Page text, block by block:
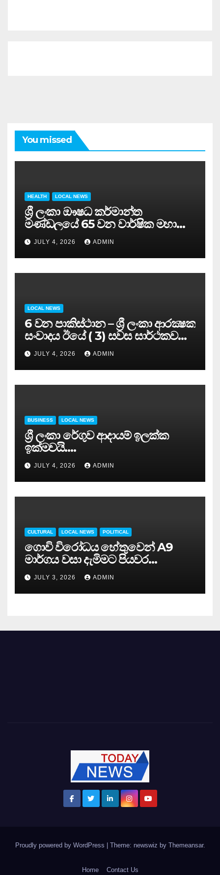
You missed
HEALTH LOCAL NEWS
ශ්‍රී ලංකා ඖෂධ කර්මාන්ත
මණ්ඩලයේ 65 වන වාර්ෂික මහා
සමුළුව සෞඛ්‍ය නියෝජ්‍ය
අමාත්‍යවරයාගේ ප්‍රධානත්වයෙන්……
JULY 4, 2026 ADMIN
LOCAL NEWS
6 වන පාකිස්ථාන – ශ්‍රී ලංකා ආරක්‍ෂක
සංවාදය ඊයේ ( 3) සවස සාර්ථකව
අවසන් කරයි..
JULY 4, 2026 ADMIN
BUSINESS LOCAL NEWS
ශ්‍රී ලංකා රේගුව ආදායම් ඉලක්ක
ඉක්මවයි….
JULY 4, 2026 ADMIN
CULTURAL LOCAL NEWS POLITICAL
ගොවි විරෝධය හේතුවෙන් A9
මාර්ගය වසා දැමිමට පියවර…
JULY 3, 2026 ADMIN
Proudly powered by WordPress Theme: newswiz by Themeansar.
Home Contact Us